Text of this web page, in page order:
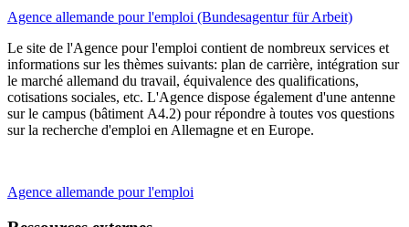
Agence allemande pour l'emploi (Bundesagentur für Arbeit)
Le site de l'Agence pour l'emploi contient de nombreux services et
informations sur les thèmes suivants: plan de carrière, intégration sur
le marché allemand du travail, équivalence des qualifications,
cotisations sociales, etc. L'Agence dispose également d'une antenne
sur le campus (bâtiment A4.2) pour répondre à toutes vos questions
sur la recherche d'emploi en Allemagne et en Europe.
Agence allemande pour l'emploi